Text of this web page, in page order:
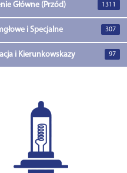
Główne (Przód) 1311
i Specjalne 307
i Kierunkowskazy 97